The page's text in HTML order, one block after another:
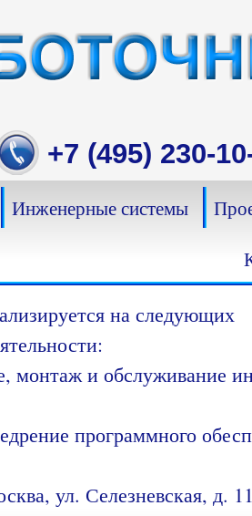
+7 (495) 230-
Инженерные системы
на следующих
монтаж и обслуживание
программного
ул. Селезневская, д.